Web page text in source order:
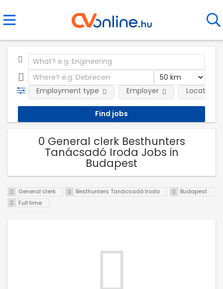
Employment type Employer Location
0 General clerk Besthunters
Tanácsadó Iroda Jobs in
Budapest
General clerk Besthunters Tanácsadó Iroda
Budapest
Full time